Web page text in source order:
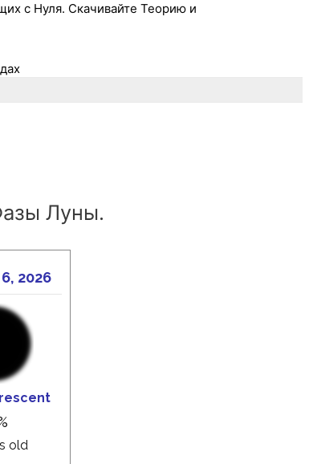
с Нуля. Скачивайте Теорию и
Луны.